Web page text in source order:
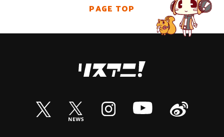
PAGE TOP